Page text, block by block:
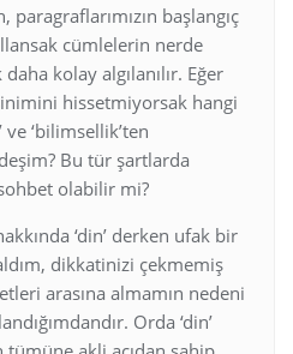
başlangıç
cümlelerin nerde
kolay algılanılır. Eğer
hissetmiyorsak hangi
‘bilimsellik’ten
Bu tür şartlarda
olabilir mi?
‘din’ derken ufak bir
dikkatinizi çekmemiş
arasına almamın nedeni
Orda ‘din’